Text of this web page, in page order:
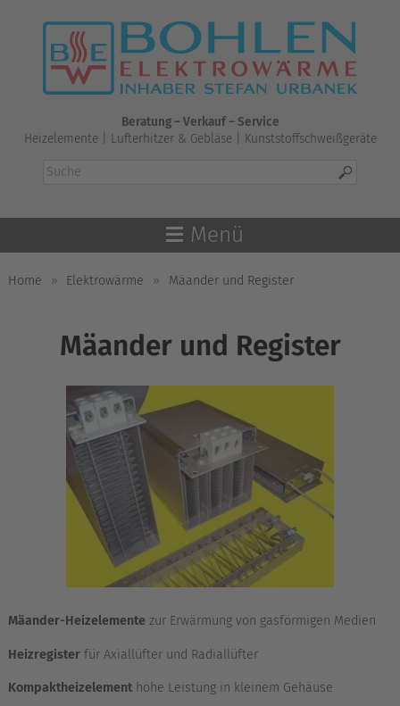
Beratung – Verkauf – Service
Heizelemente | Lufterhitzer & Gebläse | Kunststoffschweißgeräte
Menü
Home » Elektrowärme » Mäander und Register
Mäander und Register
Mäander-Heizelementezur Erwärmung von gasförmigen Medien
Heizregister für Axiallüfter und Radiallüfter
Kompaktheizelementhohe Leistung in kleinem Gehäuse